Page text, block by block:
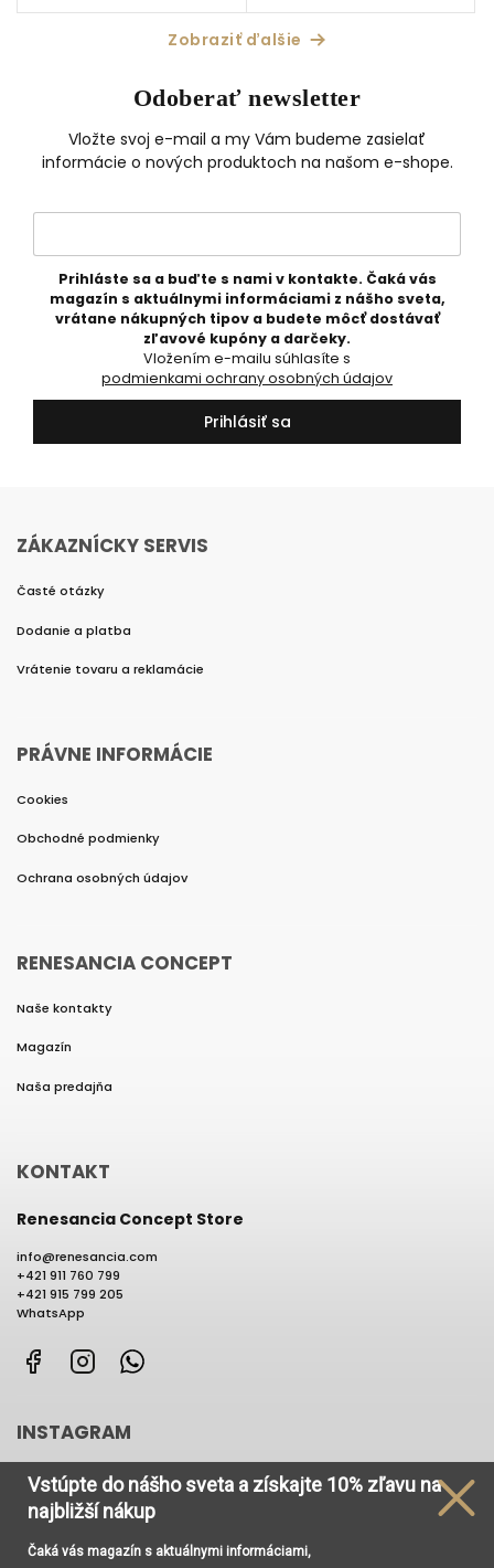
Zobraziť ďalšie
Odoberať newsletter
Vložte svoj e-mail a my Vám budeme zasielať
informácie o nových produktoch na našom e-shope.
Prihláste sa a buďte s nami v kontakte. Čaká vás
magazín s aktuálnymi informáciami z nášho sveta,
vrátane nákupných tipov a budete môcť dostávať
zľavové kupóny a darčeky.
podmienkami ochrany osobných údajov
Prihlásiť sa
ZÁKAZNÍCKY SERVIS
Časté otázky
Dodanie a platba
Vrátenie tovaru a reklamácie
PRÁVNE INFORMÁCIE
Cookies
Obchodné podmienky
Ochrana osobných údajov
RENESANCIA CONCEPT
Naše kontakty
Magazín
Naša predajňa
KONTAKT
Renesancia Concept Store
info@renesancia.com
+421 911 760 799
+421 915 799 205
WhatsApp
FacebookInstagram
INSTAGRAM
Vstúpte do nášho sveta a získajte 10% zľavu na
najbližší nákup
Čaká vás magazín s aktuálnymi informáciami,